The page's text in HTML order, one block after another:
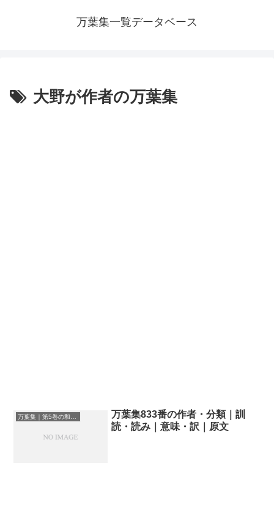
万葉集一覧データベース
大野が作者の万葉集
万葉集833番の作者・分類｜訓
読・読み｜意味・訳｜原文